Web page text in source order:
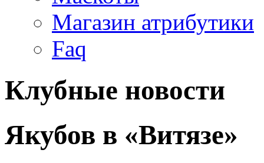
Магазин атрибутики
Faq
Клубные новости
Якубов в «Витязе»